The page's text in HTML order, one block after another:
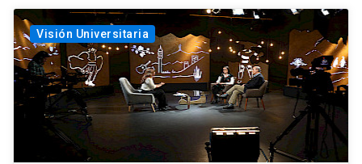
Visión Universitaria